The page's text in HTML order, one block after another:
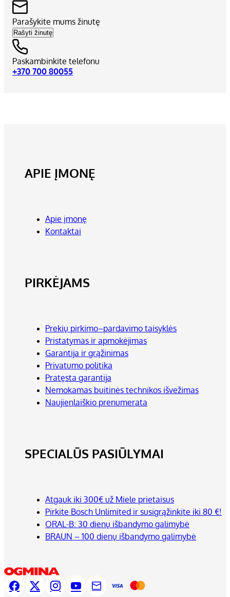
Parašykite mums žinutę
Rašyti žinutę
Paskambinkite telefonu
+370 700 80055
APIE ĮMONĘ
Apie įmonę
Kontaktai
PIRKĖJAMS
Prekių pirkimo–pardavimo taisyklės
Pristatymas ir apmokėjimas
Garantija ir grąžinimas
Privatumo politika
Pratęsta garantija
Nemokamas buitinės technikos išvežimas
Naujienlaiškio prenumerata
SPECIALŪS PASIŪLYMAI
Atgauk iki 300€ už Miele prietaisus
Pirkite Bosch Unlimited ir susigrąžinkite iki 80 €!
ORAL-B: 30 dienų išbandymo galimybė
BRAUN – 100 dienų išbandymo galimybė